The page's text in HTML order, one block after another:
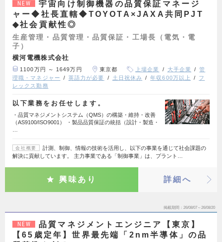
NEW
宇宙向け制御機器の品質保証マネージ
ャー◆社長直轄◆TOYOTA×JAXA共同PJT
◆社会貢献性◎
生産管理・品質管理・品質保証・工場長（電気・電
子）
横河電機株式会社
1100万円 ～ 1649万円 東京都 上場企業 大手企業
管
理職・マネジャー
英語力が必要 土日祝休み 年収600万以上
フ
レックス勤務
以下業務をお任せします。
・品質マネジメントシステム（QMS）の構築・維持・改善
（AS9100/ISO9001） ・製品品質保証の統括（設計・製造・
会社概要
計測、制御、情報の技術を活用し、以下の事業を通じて社会課題の
解決に貢献しています。 主力事業である「制御事業」は、プラント…
興味あり 詳細へ
掲載期間 26/08/07～26/08/20
NEW
品質マネジメントエンジニア【東京】
【65歳定年】世界最先端「2nm半導体」の品